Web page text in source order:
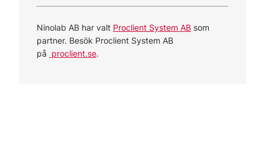
Ninolab AB har valt Proclient System AB som
partner. Besök Proclient System AB
på proclient.se.